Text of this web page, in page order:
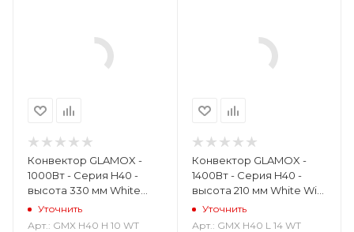
Конвектор GLAMOX -
1000Вт - Серия H40 -
высота 330 мм White
WiFi (GMX H40 H 10 WT
White)
Уточнить
Арт.: GMX H40 H 10 WT
Конвектор GLAMOX -
1400Вт - Серия H40 -
высота 210 мм White WiFi
(GMX H40 L 14 WT White)
Уточнить
Арт.: GMX H40 L 14 WT